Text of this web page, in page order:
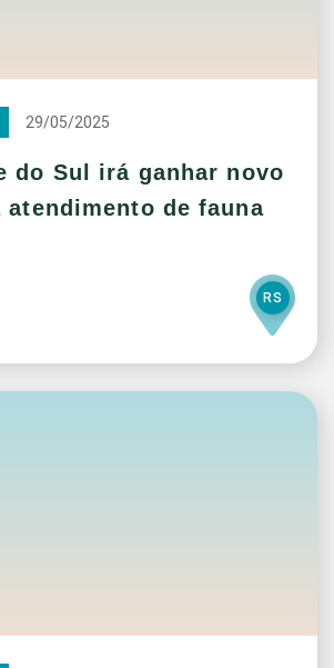
29/05/2025
do Sul irá ganhar novo
atendimento de fauna
RS